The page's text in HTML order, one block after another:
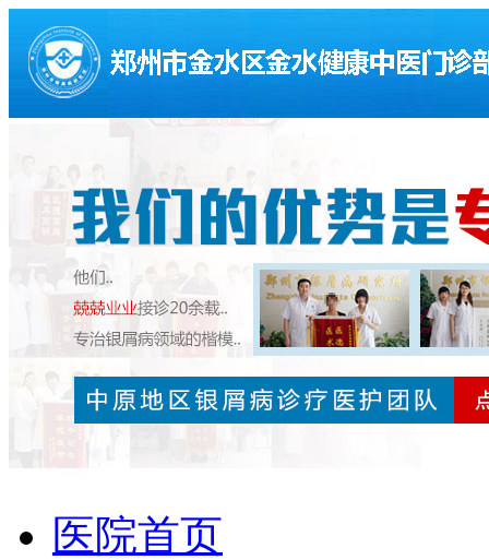
医院首页